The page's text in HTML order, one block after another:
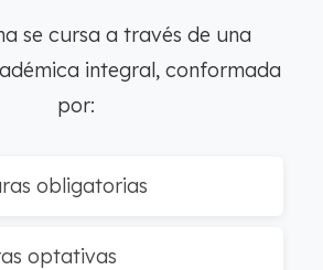
se cursa a través de una
integral, conformada
por:
obligatorias
optativas